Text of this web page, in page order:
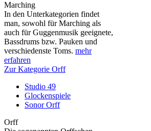
Marching
In den Unterkategorien findet
man, sowohl für Marching als
auch für Guggenmusik geeignete,
Bassdrums bzw. Pauken und
verschiedenste Toms. mehr
erfahren
Zur Kategorie Orff
Studio 49
Glockenspiele
Sonor Orff
Orff